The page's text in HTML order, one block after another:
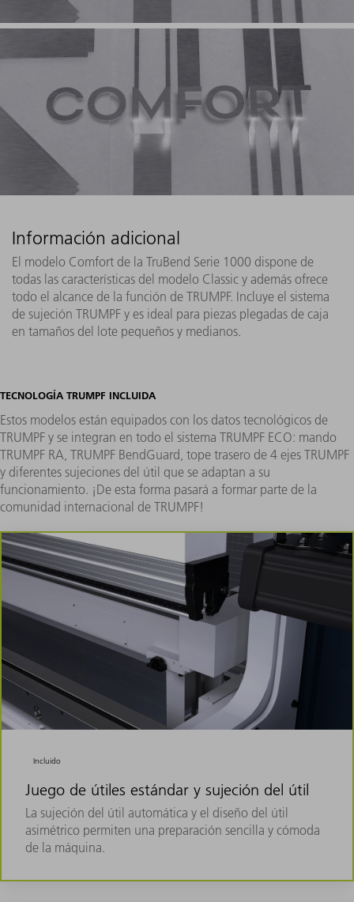
Información adicional
El modelo Comfort de la TruBend Serie 1000 dispone de
todas las características del modelo Classic y además ofrece
todo el alcance de la función de TRUMPF. Incluye el sistema
de sujeción TRUMPF y es ideal para piezas plegadas de caja
en tamaños del lote pequeños y medianos.
TECNOLOGÍA TRUMPF INCLUIDA
Estos modelos están equipados con los datos tecnológicos de
TRUMPF y se integran en todo el sistema TRUMPF ECO: mando
TRUMPF RA, TRUMPF BendGuard, tope trasero de 4 ejes TRUMPF
y diferentes sujeciones del útil que se adaptan a su
funcionamiento. ¡De esta forma pasará a formar parte de la
comunidad internacional de TRUMPF!
Incluido
Juego de útiles estándar y sujeción del útil
La sujeción del útil automática y el diseño del útil
asimétrico permiten una preparación sencilla y cómoda
de la máquina.